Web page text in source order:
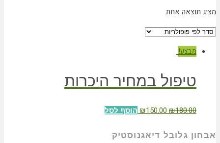
מציג תוצאה אחת
מבצע!
טיפול במחיר היכרות
₪180.00
₪150.00 הוסף לסל
אבחון גלובל דיאגנוסטיק